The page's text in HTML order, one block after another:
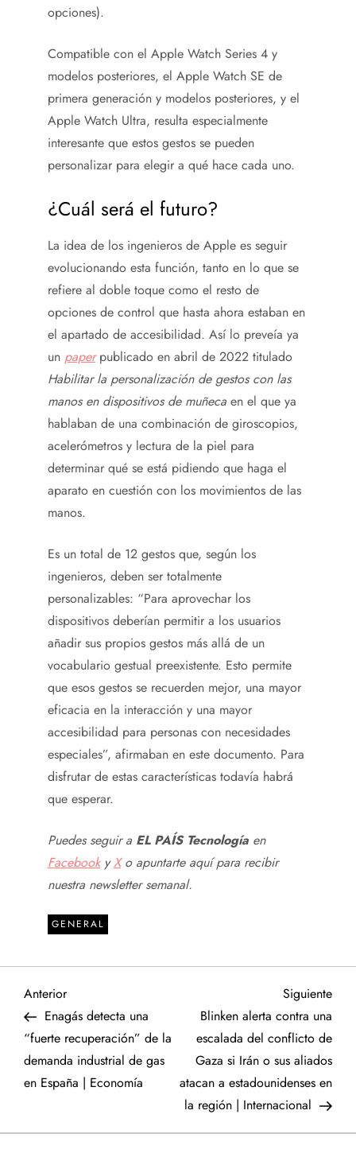
opciones).
Compatible con el Apple Watch Series 4 y
modelos posteriores, el Apple Watch SE de
primera generación y modelos posteriores, y el
Apple Watch Ultra, resulta especialmente
interesante que estos gestos se pueden
personalizar para elegir a qué hace cada uno.
¿Cuál será el futuro?
La idea de los ingenieros de Apple es seguir
evolucionando esta función, tanto en lo que se
refiere al doble toque como el resto de
opciones de control que hasta ahora estaban en
el apartado de accesibilidad. Así lo preveía ya
un paper publicado en abril de 2022 titulado
Habilitar la personalización de gestos con las
manos en dispositivos de muñeca en el que ya
hablaban de una combinación de giroscopios,
acelerómetros y lectura de la piel para
determinar qué se está pidiendo que haga el
aparato en cuestión con los movimientos de las
manos.
Es un total de 12 gestos que, según los
ingenieros, deben ser totalmente
personalizables: “Para aprovechar los
dispositivos deberían permitir a los usuarios
añadir sus propios gestos más allá de un
vocabulario gestual preexistente. Esto permite
que esos gestos se recuerden mejor, una mayor
eficacia en la interacción y una mayor
accesibilidad para personas con necesidades
especiales”, afirmaban en este documento. Para
disfrutar de estas características todavía habrá
que esperar.
Puedes seguir a EL PAÍS Tecnología en
FacebookyXo apuntarte aquí para recibir
nuestra newsletter semanal.
GENERAL
N
a
v
Entrada
anterior
Anterior
Enagás detecta una
“fuerte recuperación” de la
demanda industrial de gas
en España | Economía
Siguiente
Blinken alerta contra una
escalada del conflicto de
Gaza si Irán o sus aliados
atacan a estadounidenses en
la región | Internacional